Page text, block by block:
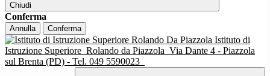
Chiudi
Conferma
Annulla Conferma
Istituto di
Istruzione Superiore Rolando da Piazzola Via Dante 4 - Piazzola
sul Brenta (PD) - Tel. 049 5590023